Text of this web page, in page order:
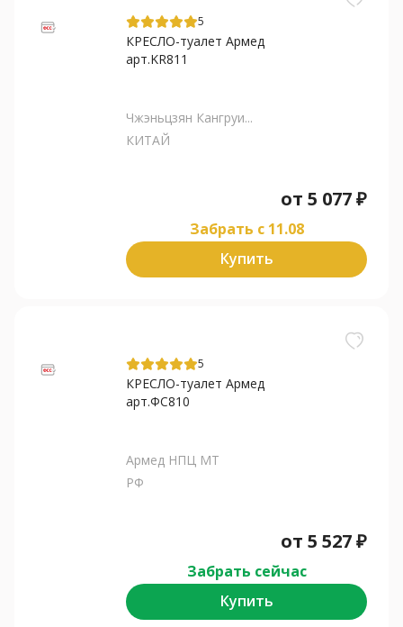
5
КРЕСЛО-туалет Армед
арт.KR811
Чжэньцзян Кангруи...
КИТАЙ
от 5 077₽
Забрать c 11.08
Купить
5
КРЕСЛО-туалет Армед
арт.ФС810
Армед НПЦ МТ
РФ
от 5 527₽
Забрать сейчас
Купить